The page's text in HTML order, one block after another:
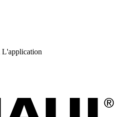
L'application